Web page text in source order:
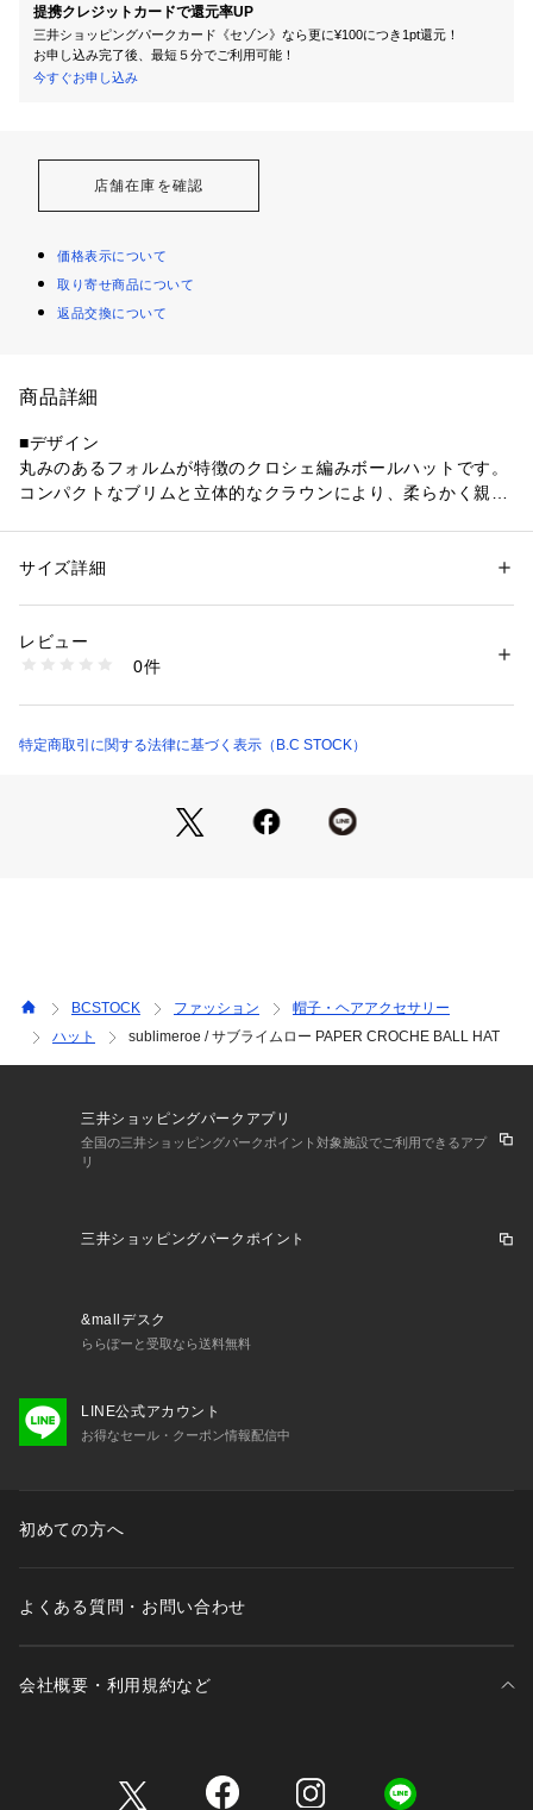
提携クレジットカードで還元率UP
三井ショッピングパークカード《セゾン》なら更に¥100につき1pt還元！
お申し込み完了後、最短５分でご利用可能！
今すぐお申し込み
店舗在庫を確認
価格表示について
取り寄せ商品について
返品交換について
商品詳細
■デザイン
丸みのあるフォルムが特徴のクロシェ編みボールハットです。
コンパクトなブリムと立体的なクラウンにより、柔らかく親し
つアイテムです。
■素材
ドライな質感と軽さが魅力です。
えます。
Tシャツやシャツなどのカジュアルスタイルと相性が良く、自
【sublimeroe / サブライムロー】
sublimeroeは、2025年春夏より始動した日本のファッション
ブランド。桜井克憲氏が手掛け、帽子を軸にカジュアル・スポ
せや豊富なカラーバリエーションが特徴で、スパイスの効いた
個性的なアイテムで国内外から注目を集めている。
グレーA (007):DK.GREY
ベージュ (027):NATURAL
弊社販売サイズ名:メーカーサイズ名
フリー (009):F
《画像についてのご注意》
※照明の関係により、実際よりも色味が違って見える場合があ
画像のカラーが異なる場合もございます。
【商品のお気に入り登録について】
【再入荷お知らせについて】
性別：レディース
素材：本体:分類外繊維（紙）100%
洗濯：本体:洗濯不可
※詳しい洗濯方法については、商品の品質表示タグをご覧ください
26095730001510 （ショップ）
サイズ詳細
レビュー
0件
特定商取引に関する法律に基づく表示（B.C STOCK）
BCSTOCK ファッション
帽子・ヘアアクセサリー
ハット
sublimeroe / サブライムロー PAPER CROCHE BALL HAT
三井ショッピングパークアプリ
全国の三井ショッピングパークポイント対象施設でご利用できるアプ
リ
三井ショッピングパークポイント
&mallデスク
ららぽーと受取なら送料無料
LINE公式アカウント
お得なセール・クーポン情報配信中
初めての方へ
よくある質問・お問い合わせ
会社概要・利用規約など